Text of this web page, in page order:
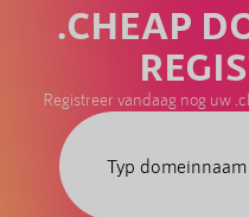
.CHEAP
Registreer vandaag nog uw